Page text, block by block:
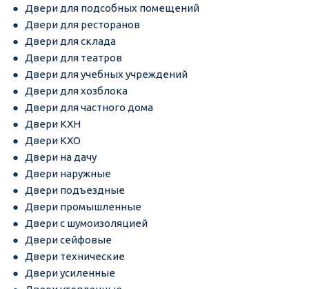
Двери для подсобных помещений
Двери для ресторанов
Двери для склада
Двери для театров
Двери для учебных учреждений
Двери для хозблока
Двери для частного дома
Двери КХН
Двери КХО
Двери на дачу
Двери наружные
Двери подъездные
Двери промышленные
Двери с шумоизоляцией
Двери сейфовые
Двери технические
Двери усиленные